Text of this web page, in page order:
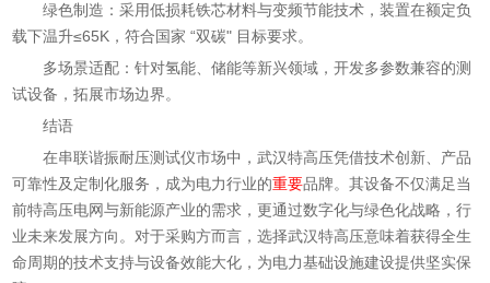
绿色制造：采用低损耗铁芯材料与变频节能技术，装置在额定负
载下温升≤65K，符合国家 “双碳" 目标要求。
多场景适配：针对氢能、储能等新兴领域，开发多参数兼容的测
试设备，拓展市场边界。
结语
在串联谐振耐压测试仪市场中，武汉特高压凭借技术创新、产品
可靠性及定制化服务，成为电力行业的重要品牌。其设备不仅满足当
前特高压电网与新能源产业的需求，更通过数字化与绿色化战略，行
业未来发展方向。对于采购方而言，选择武汉特高压意味着获得全生
命周期的技术支持与设备效能大化，为电力基础设施建设提供坚实保